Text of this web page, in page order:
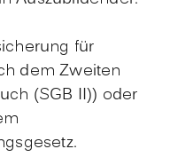
für
dem Zweiten
(SGB II)) oder